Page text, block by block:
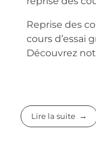
Reprise des
cours d’essai
Découvrez
Lire la suite